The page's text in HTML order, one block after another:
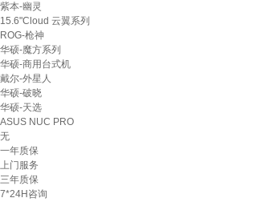
紫本-幽灵
15.6"Cloud 云翼系列
ROG-枪神
华硕-魔方系列
华硕-商用台式机
戴尔-外星人
华硕-破晓
华硕-天选
ASUS NUC PRO
无
一年质保
上门服务
三年质保
7*24H咨询